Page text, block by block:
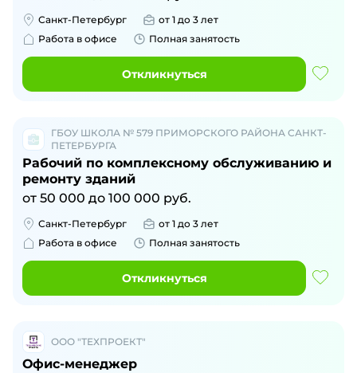
Санкт-Петербург
от 1 до 3 лет
Работа в офисе
Полная занятость
Откликнуться
ГБОУ ШКОЛА № 579 ПРИМОРСКОГО РАЙОНА САНКТ-
ПЕТЕРБУРГА
Рабочий по комплексному обслуживанию и
ремонту зданий
от 50 000 до 100 000 руб.
Санкт-Петербург
от 1 до 3 лет
Работа в офисе
Полная занятость
Откликнуться
ООО "ТЕХПРОЕКТ"
Офис-менеджер